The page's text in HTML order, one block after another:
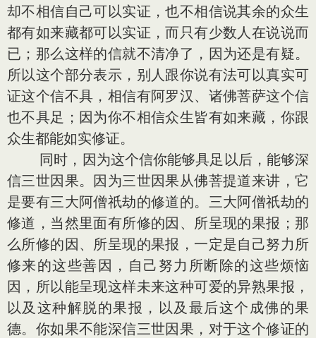
却不相信自己可以实证，也不相信说其余的众生
都有如来藏都可以实证，而只有少数人在说说而
已；那么这样的信就不清净了，因为还是有疑。
所以这个部分表示，别人跟你说有法可以真实可
证这个信不具，相信有阿罗汉、诸佛菩萨这个信
也不具足；因为你不相信众生皆有如来藏，你跟
众生都能如实修证。
同时，因为这个信你能够具足以后，能够深
信三世因果。因为三世因果从佛菩提道来讲，它
是要有三大阿僧祇劫的修道的。三大阿僧祇劫的
修道，当然里面有所修的因、所呈现的果报；那
么所修的因、所呈现的果报，一定是自己努力所
修来的这些善因，自己努力所断除的这些烦恼
因，所以能呈现这样未来这种可爱的异熟果报，
以及这种解脱的果报，以及最后这个成佛的果
德。你如果不能深信三世因果，对于这个修证的